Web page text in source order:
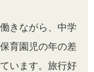
きながら、中学
育園児の年の差
います。旅行好